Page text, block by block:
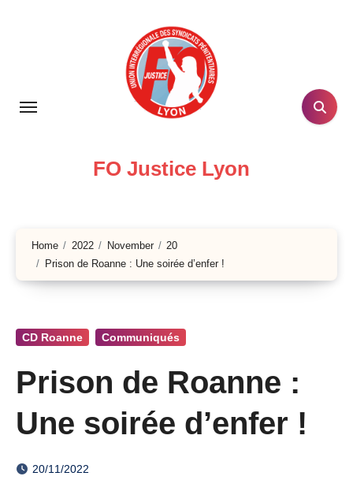
FO Justice Lyon
Home 2022 November
20
Prison de Roanne : Une soirée d’enfer !
CD Roanne Communiqués
Prison de Roanne :
Une soirée d’enfer !
20/11/2022